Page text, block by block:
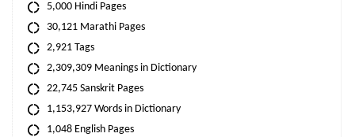
5,000 Hindi Pages
30,121 Marathi Pages
2,921 Tags
2,309,309 Meanings in Dictionary
22,745 Sanskrit Pages
1,153,927 Words in Dictionary
1,048 English Pages